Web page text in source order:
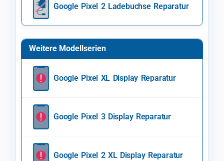
Google Pixel 2 Ladebuchse Reparatur
Weitere Modellserien
Google Pixel XL Display Reparatur
Google Pixel 3 Display Reparatur
Google Pixel 2 XL Display Reparatur